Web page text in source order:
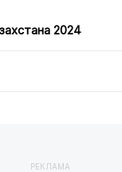
2024
РЕКЛАМА